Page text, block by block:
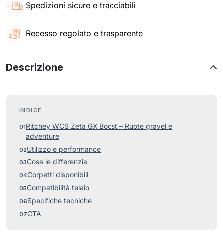
Spedizioni sicure e tracciabili
Recesso regolato e trasparente
Descrizione
INDICE
Ritchey WCS Zeta GX Boost – Ruote gravel e
adventure
Utilizzo e performance
Cosa le differenzia
Corpetti disponibili
Compatibilità telaio
Specifiche tecniche
CTA